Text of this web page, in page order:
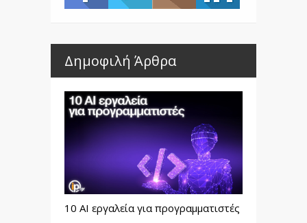
Δημοφιλή Άρθρα
10 AI εργαλεία για προγραμματιστές